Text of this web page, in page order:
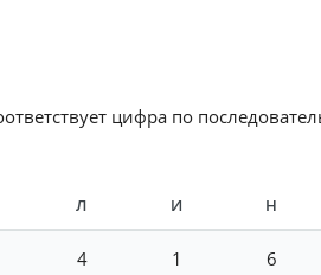
цифра по
Л И Н
4 1 6